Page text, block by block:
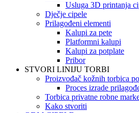
Usluga 3D printanja
Dječje cipele
Prilagođeni elementi
Kalupi za pete
Platformni kalupi
Kalupi za potplate
Pribor
STVORI LINIJU TORBI
Proizvođač kožnih torbica
Proces izrade
Torbica privatne robne
Kako stvoriti